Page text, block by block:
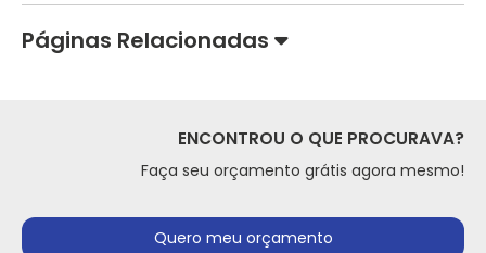
Páginas Relacionadas
ENCONTROU O QUE PROCURAVA?
Faça seu orçamento grátis agora mesmo!
Quero meu orçamento